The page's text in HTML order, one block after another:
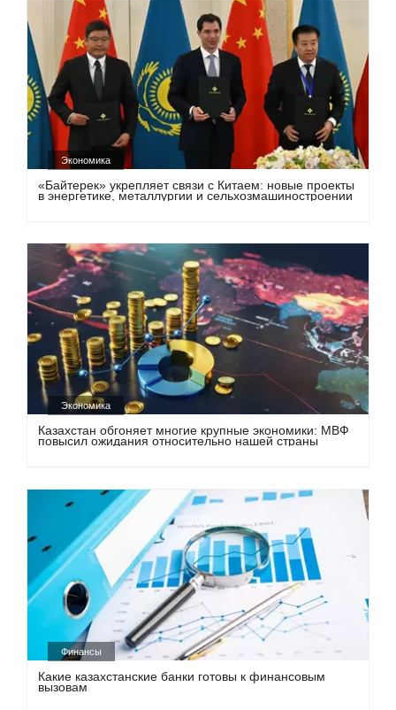
Экономика
«Байтерек» укрепляет связи с Китаем: новые проекты
в энергетике, металлургии и сельхозмашиностроении
Экономика
Казахстан обгоняет многие крупные экономики: МВФ
повысил ожидания относительно нашей страны
Финансы
Какие казахстанские банки готовы к финансовым
вызовам